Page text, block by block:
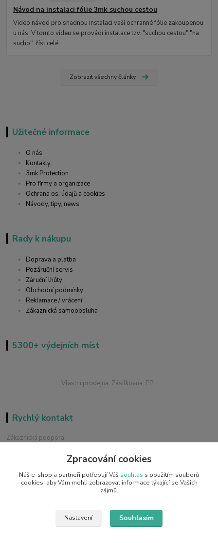
Návod na instalaci fólie 3mk suchou cestou
Video návod pro snadnou instalaci vaší ochranné fólie zakoupenou
u nás. V tomto videu se provádí instalace tzv. "suchou cestou","na
sucho".číst celé
Zobrazit všechny články
Užitečné informace
O nás
Kontakty
3mk Protection
Pro firmy a organizace
Ochrana os. údajů a cookies
Návody, tipy, news
Rady k nákupu
Doprava a platba
Pozáruční servis
Záruční lhůty
Obchodní podmínky
Reklamace / vrácení
Zákaznická samoobsluha
5300+ výdejních míst
Vlastní prodejna, Zásilkovna, PPL
Rychlý kontakt
Zákaznická podpora
Chat / Online podpora - 24/7
info@emobilky.cz
Zpracování cookies
Náš e-shop a partneři potřebují Váš souhlas s použitím souborů
cookies, aby Vám mohli zobrazovat informace týkající se Vašich
zájmů.
Nastavení Souhlasím